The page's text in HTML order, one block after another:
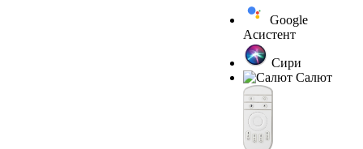
Google
Асистент
Сири
Салют